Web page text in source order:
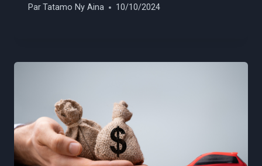
ParTatamo Ny Aina 10/10/2024